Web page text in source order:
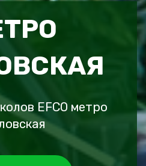
EFCO метро